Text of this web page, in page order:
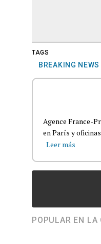
TAGS
BREAKING NEWS
Agence France-
en París y
Leer más
POPULAR EN LA